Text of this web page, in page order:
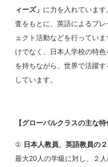
ィーズ」 に力を入れていま
査をもとに、英語によるプ
ェクト活動などを行ってい
けでなく、日本人学校の特
を持ちながら、世界で活躍
しています。
【グローバルクラスの主な特
① 日本人教員、英語教員の
最大20人の学級に対し、２